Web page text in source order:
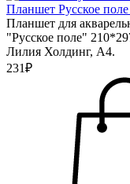
Планшет Русское
Планшет для
"Русское поле"
Лилия Холдинг, А4.
231₽